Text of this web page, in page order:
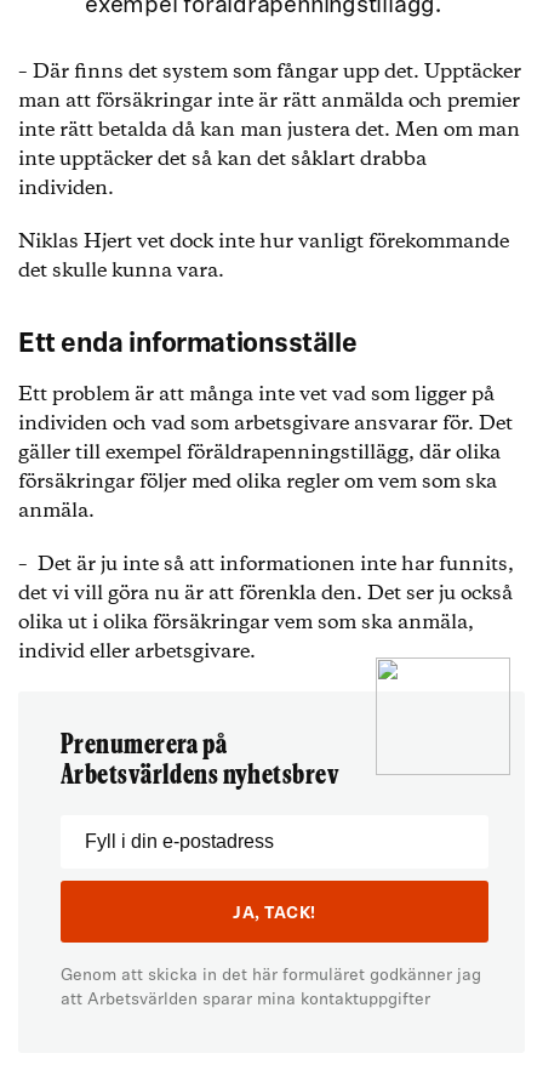
exempel föräldrapenningstillägg.
– Där finns det system som fångar upp det. Upptäcker
man att försäkringar inte är rätt anmälda och premier
inte rätt betalda då kan man justera det. Men om man
inte upptäcker det så kan det såklart drabba
individen.
Niklas Hjert vet dock inte hur vanligt förekommande
det skulle kunna vara.
Ett enda informationsställe
Ett problem är att många inte vet vad som ligger på
individen och vad som arbetsgivare ansvarar för. Det
gäller till exempel föräldrapenningstillägg, där olika
försäkringar följer med olika regler om vem som ska
anmäla.
– Det är ju inte så att informationen inte har funnits,
det vi vill göra nu är att förenkla den. Det ser ju också
olika ut i olika försäkringar vem som ska anmäla,
individ eller arbetsgivare.
Prenumerera på
Arbetsvärldens nyhetsbrev
Genom att skicka in det här formuläret godkänner jag
att Arbetsvärlden sparar mina kontaktuppgifter